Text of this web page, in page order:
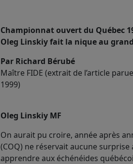
Championnat ouvert du Québec
Oleg Linskiy fait la nique au
Par Richard Bérubé
Maître FIDE (extrait de l’article
1999)
Oleg Linskiy MF
On aurait pu croire, année après
(COQ) ne réservait aucune
apprendre aux échénéides